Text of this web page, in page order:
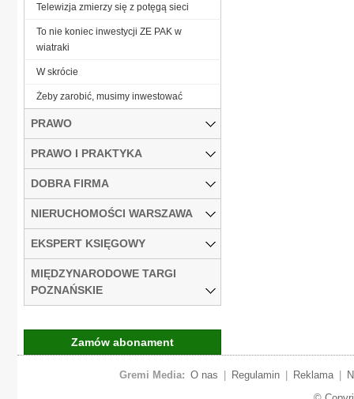
Telewizja zmierzy się z potęgą sieci
To nie koniec inwestycji ZE PAK w
wiatraki
W skrócie
Żeby zarobić, musimy inwestować
PRAWO
PRAWO I PRAKTYKA
DOBRA FIRMA
NIERUCHOMOŚCI WARSZAWA
EKSPERT KSIĘGOWY
MIĘDZYNARODOWE TARGI
POZNAŃSKIE
Zamów abonament
Gremi Media: O nas Regulamin Reklama